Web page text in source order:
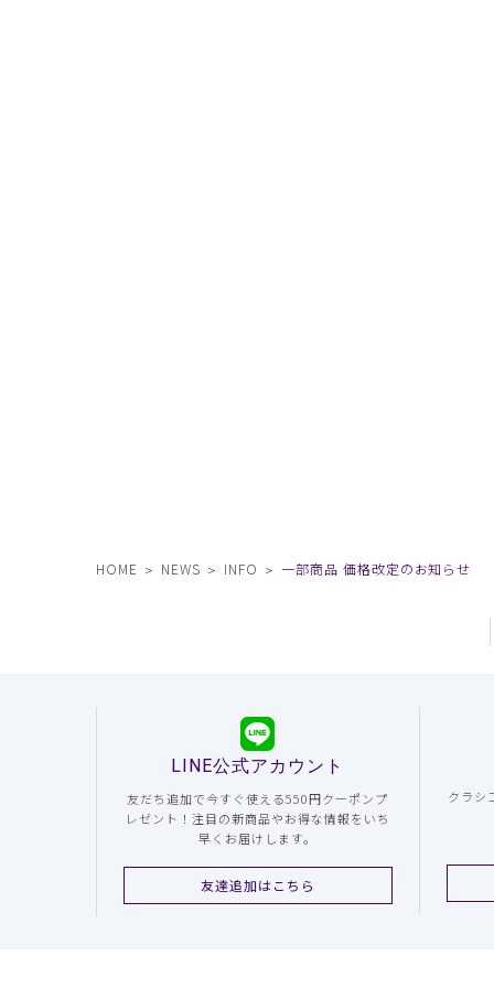
HOME NEWS INFO 一部商品 価格改定のお知らせ
LINE公式アカウント
友だち追加で今すぐ使える550円クーポンプ
レゼント！注目の新商品やお得な情報をいち
早くお届けします。
友達追加はこちら
クラシ